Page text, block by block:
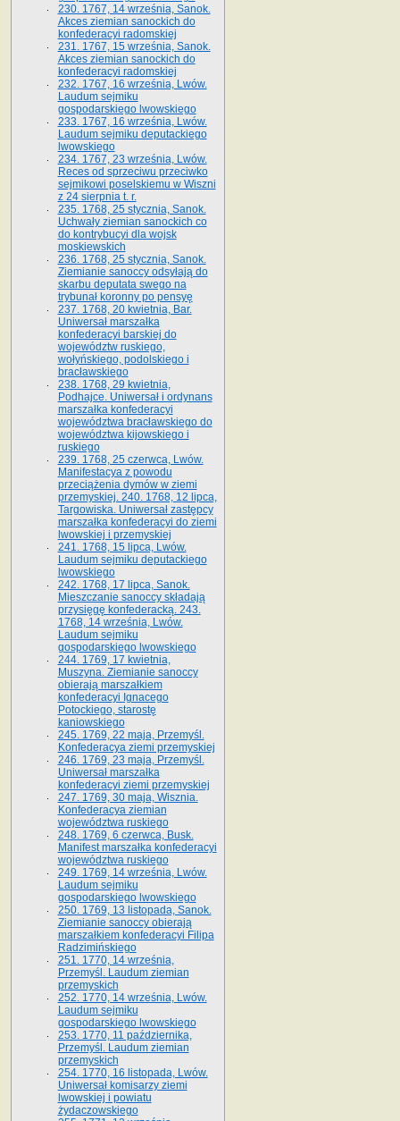
230. 1767, 14 września, Sanok.
Akces ziemian sanockich do
konfederacyi radomskiej
231. 1767, 15 września, Sanok.
Akces ziemian sanockich do
konfederacyi radomskiej
232. 1767, 16 września, Lwów.
Laudum sejmiku
gospodarskiego lwowskiego
233. 1767, 16 września, Lwów.
Laudum sejmiku deputackiego
lwowskiego
234. 1767, 23 września, Lwów.
Reces od sprzeciwu przeciwko
sejmikowi poselskiemu w Wiszni
z 24 sierpnia t. r.
235. 1768, 25 stycznia, Sanok.
Uchwały ziemian sanockich co
do kontrybucyi dla wojsk
moskiewskich
236. 1768, 25 stycznia, Sanok.
Ziemianie sanoccy odsyłają do
skarbu deputata swego na
trybunał koronny po pensyę
237. 1768, 20 kwietnia, Bar.
Uniwersał marszałka
konfederacyi barskiej do
województw ruskiego,
wołyńskiego, podolskiego i
bracławskiego
238. 1768, 29 kwietnia,
Podhajce. Uniwersał i ordynans
marszałka konfederacyi
województwa bracławskiego do
wo­jewództwa kijowskiego i
ruskiego
239. 1768, 25 czerwca, Lwów.
Manifestacya z powodu
przeciążenia dymów w ziemi
przemyskiej. 240. 1768, 12 lipca,
Targowiska. Uniwersał zastępcy
marszałka konfederacyi do ziemi
lwowskiej i przemyskiej
241. 1768, 15 lipca, Lwów.
Laudum sejmiku deputackiego
lwowskiego
242. 1768, 17 lipca, Sanok.
Mieszczanie sanoccy składają
przysięgę konfederacką. 243.
1768, 14 września, Lwów.
Laudum sejmiku
gospodarskiego lwowskiego
244. 1769, 17 kwietnia,
Muszyna. Ziemianie sanoccy
obierają marszałkiem
konfederacyi Ignacego
Potockiego, starostę
kaniowskiego
245. 1769, 22 maja, Przemyśl.
Konfederacya ziemi przemyskiej
246. 1769, 23 maja, Przemyśl.
Uniwersał marszałka
konfederacyi ziemi przemyskiej
247. 1769, 30 maja, Wisznia.
Konfederacya ziemian
województwa ruskiego
248. 1769, 6 czerwca, Busk.
Manifest marszałka konfederacyi
województwa ruskiego
249. 1769, 14 września, Lwów.
Laudum sejmiku
gospodarskiego lwowskiego
250. 1769, 13 listopada, Sanok.
Ziemianie sanoccy obierają
marszałkiem konfederacyi Filipa
Radzimińskiego
251. 1770, 14 września,
Przemyśl. Laudum ziemian
przemyskich
252. 1770, 14 września, Lwów.
Laudum sejmiku
gospodarskiego lwowskiego
253. 1770, 11 października,
Przemyśl. Laudum ziemian
przemyskich
254. 1770, 16 listopada, Lwów.
Uniwersał komisarzy ziemi
lwowskiej i powiatu
żydaczowskiego